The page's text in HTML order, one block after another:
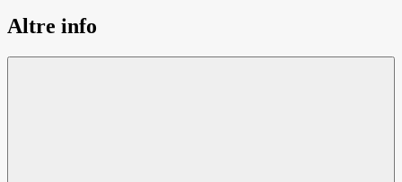
Altre info